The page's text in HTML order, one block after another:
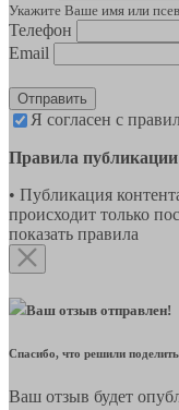
Укажите Ваше имя или
Телефон
Email
Отправить
Я согласен с
Правила публикации
• Публикация
происходит только
показать правила
Ваш отзыв отправлен!
Спасибо, что решили
Ваш отзыв будет